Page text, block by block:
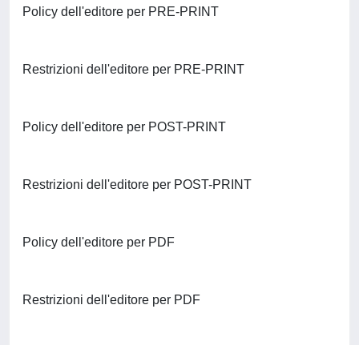
Policy dell'editore per PRE-PRINT
Restrizioni dell'editore per PRE-PRINT
Policy dell'editore per POST-PRINT
Restrizioni dell'editore per POST-PRINT
Policy dell'editore per PDF
Restrizioni dell'editore per PDF